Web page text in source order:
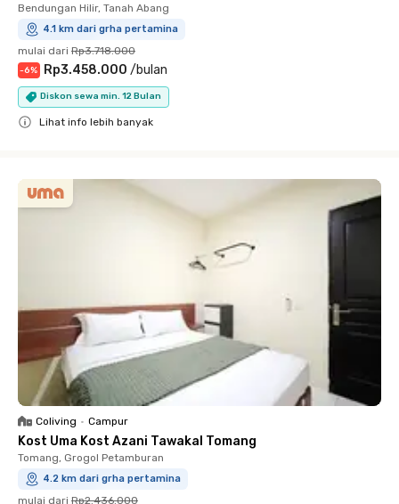
Bendungan Hilir, Tanah Abang
4.1 km dari grha pertamina
mulai dari Rp3.718.000
-6% Rp3.458.000 /bulan
Diskon sewa min. 12 Bulan
Lihat info lebih banyak
Coliving • Campur
Kost Uma Kost Azani Tawakal Tomang
Tomang, Grogol Petamburan
4.2 km dari grha pertamina
mulai dari Rp2.436.000